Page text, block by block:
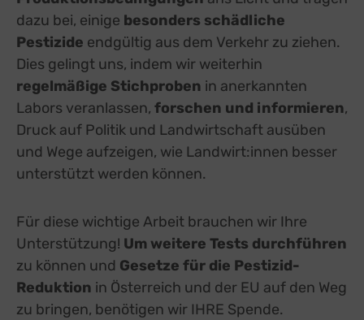
dazu bei, einige besonders schädliche
Pestizide endgültig aus dem Verkehr zu ziehen.
Dies gelingt uns, indem wir weiterhin
regelmäßige Stichproben in anerkannten
Labors veranlassen, forschen und informieren,
Druck auf Politik und Landwirtschaft ausüben
und Wege aufzeigen, wie Landwirt:innen besser
unterstützt werden können.
Für diese wichtige Arbeit brauchen wir Ihre
Unterstützung! Um weitere Tests durchführen
zu können und Gesetze für die Pestizid-
Reduktion in Österreich und der EU auf den Weg
zu bringen, benötigen wir IHRE Spende.
Vimeo Inc., USA
Detailszu Vimeo
YouTube
Google Ireland Limited, Irland
Details zu YouTube